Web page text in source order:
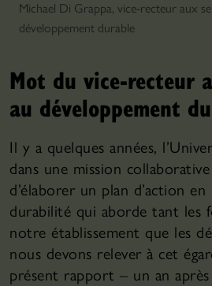
Michael Di Grappa, vice-recteur aux
développement durable
Mot du vice-recteur
au développement
Il y a quelques années,
dans une mission
d’élaborer un plan d’action
durabilité qui aborde tant les
notre établissement que les
nous devons relever à cet
présent rapport – un an